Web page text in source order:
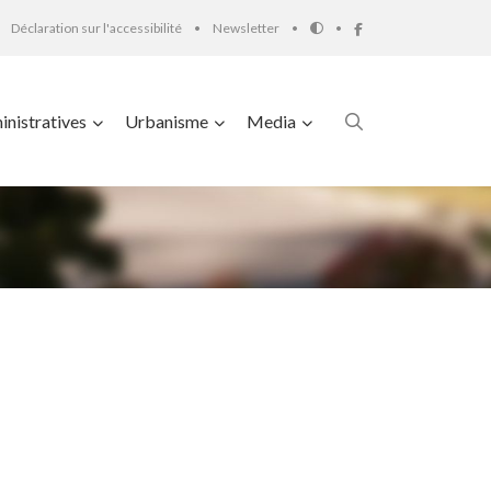
Déclaration sur l'accessibilité Newsletter
Urbanisme Media